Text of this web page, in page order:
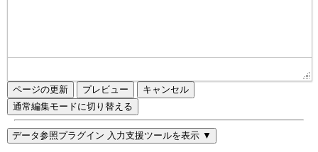
ページの更新
通常編集モードに切り替える
データ参照プラグイン 入力支援ツールを表示 ▼